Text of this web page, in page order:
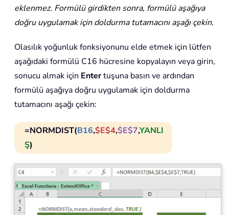
eklenmez. Formülü girdikten sonra, formülü aşağıya
doğru uygulamak için doldurma tutamacını aşağı çekin.
Olasılık yoğunluk fonksiyonunu elde etmek için lütfen
aşağıdaki formülü C16 hücresine kopyalayın veya girin,
sonucu almak için Entertuşuna basın ve ardından
formülü aşağıya doğru uygulamak için doldurma
tutamacını aşağı çekin:
=NORMDIST(B16,$E$4,$E$7,YANLI
Ş)